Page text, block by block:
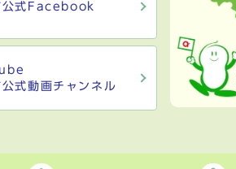
公式Facebook
式動画チャンネル